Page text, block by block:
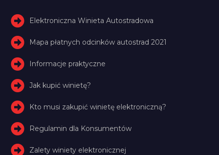
Elektroniczna Winieta Autostradowa
Mapa płatnych odcinków autostrad 2021
Informacje praktyczne
Jak kupić winietę?
Kto musi zakupić winietę elektroniczną?
Regulamin dla Konsumentów
Zalety winiety elektronicznej